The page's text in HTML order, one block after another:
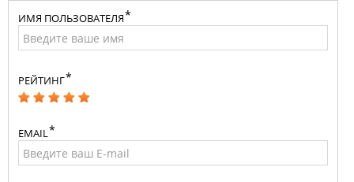
ИМЯ ПОЛЬЗОВАТЕЛЯ
РЕЙТИНГ
EMAIL